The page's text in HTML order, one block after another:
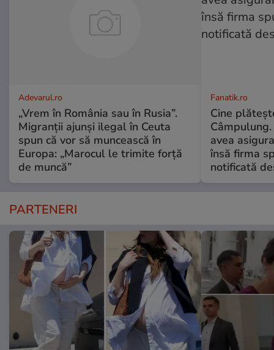
Adevarul.ro
„Vrem în România sau în Rusia”.
Migranții ajunși ilegal în Ceuta
spun că vor să muncească în
Europa: „Marocul le trimite forță
de muncă”
Fanatik.ro
Cine
avea
însă firma
notificată
PARTENERI